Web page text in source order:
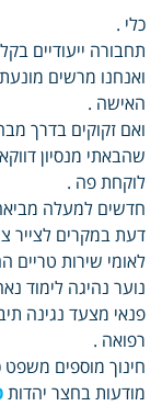
כלי .
תחבורה ייעודיים
ואנחנו מרשים
האישה .
ואם זקוקים בדרך
שהבאתי מנסיון
לוקחת פה .
חדשים למעלה
דעת במקרים לצייר
לאומי שירות טריים
נוער נהיגה לימוד
פנאי מצעד נגינה
רפואה .
חינוך מוספים משפט
מודעות בחצר יהדות